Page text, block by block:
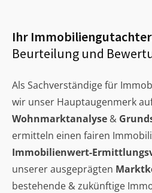
Ihr
Beurteilung und
Als Sachverständige für
wir unser Hauptaugenmerk
Wohnmarktanalyse &
ermitteln einen fairen
Immobilienwert-
unserer ausgeprägten
bestehende & zukünftige